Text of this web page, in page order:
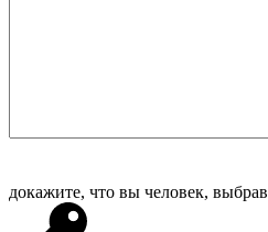
докажите, что вы человек, выбрав